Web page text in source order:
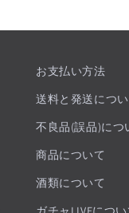
お支払い方法
送料と発送につ
不良品(誤品)につ
商品について
酒類について